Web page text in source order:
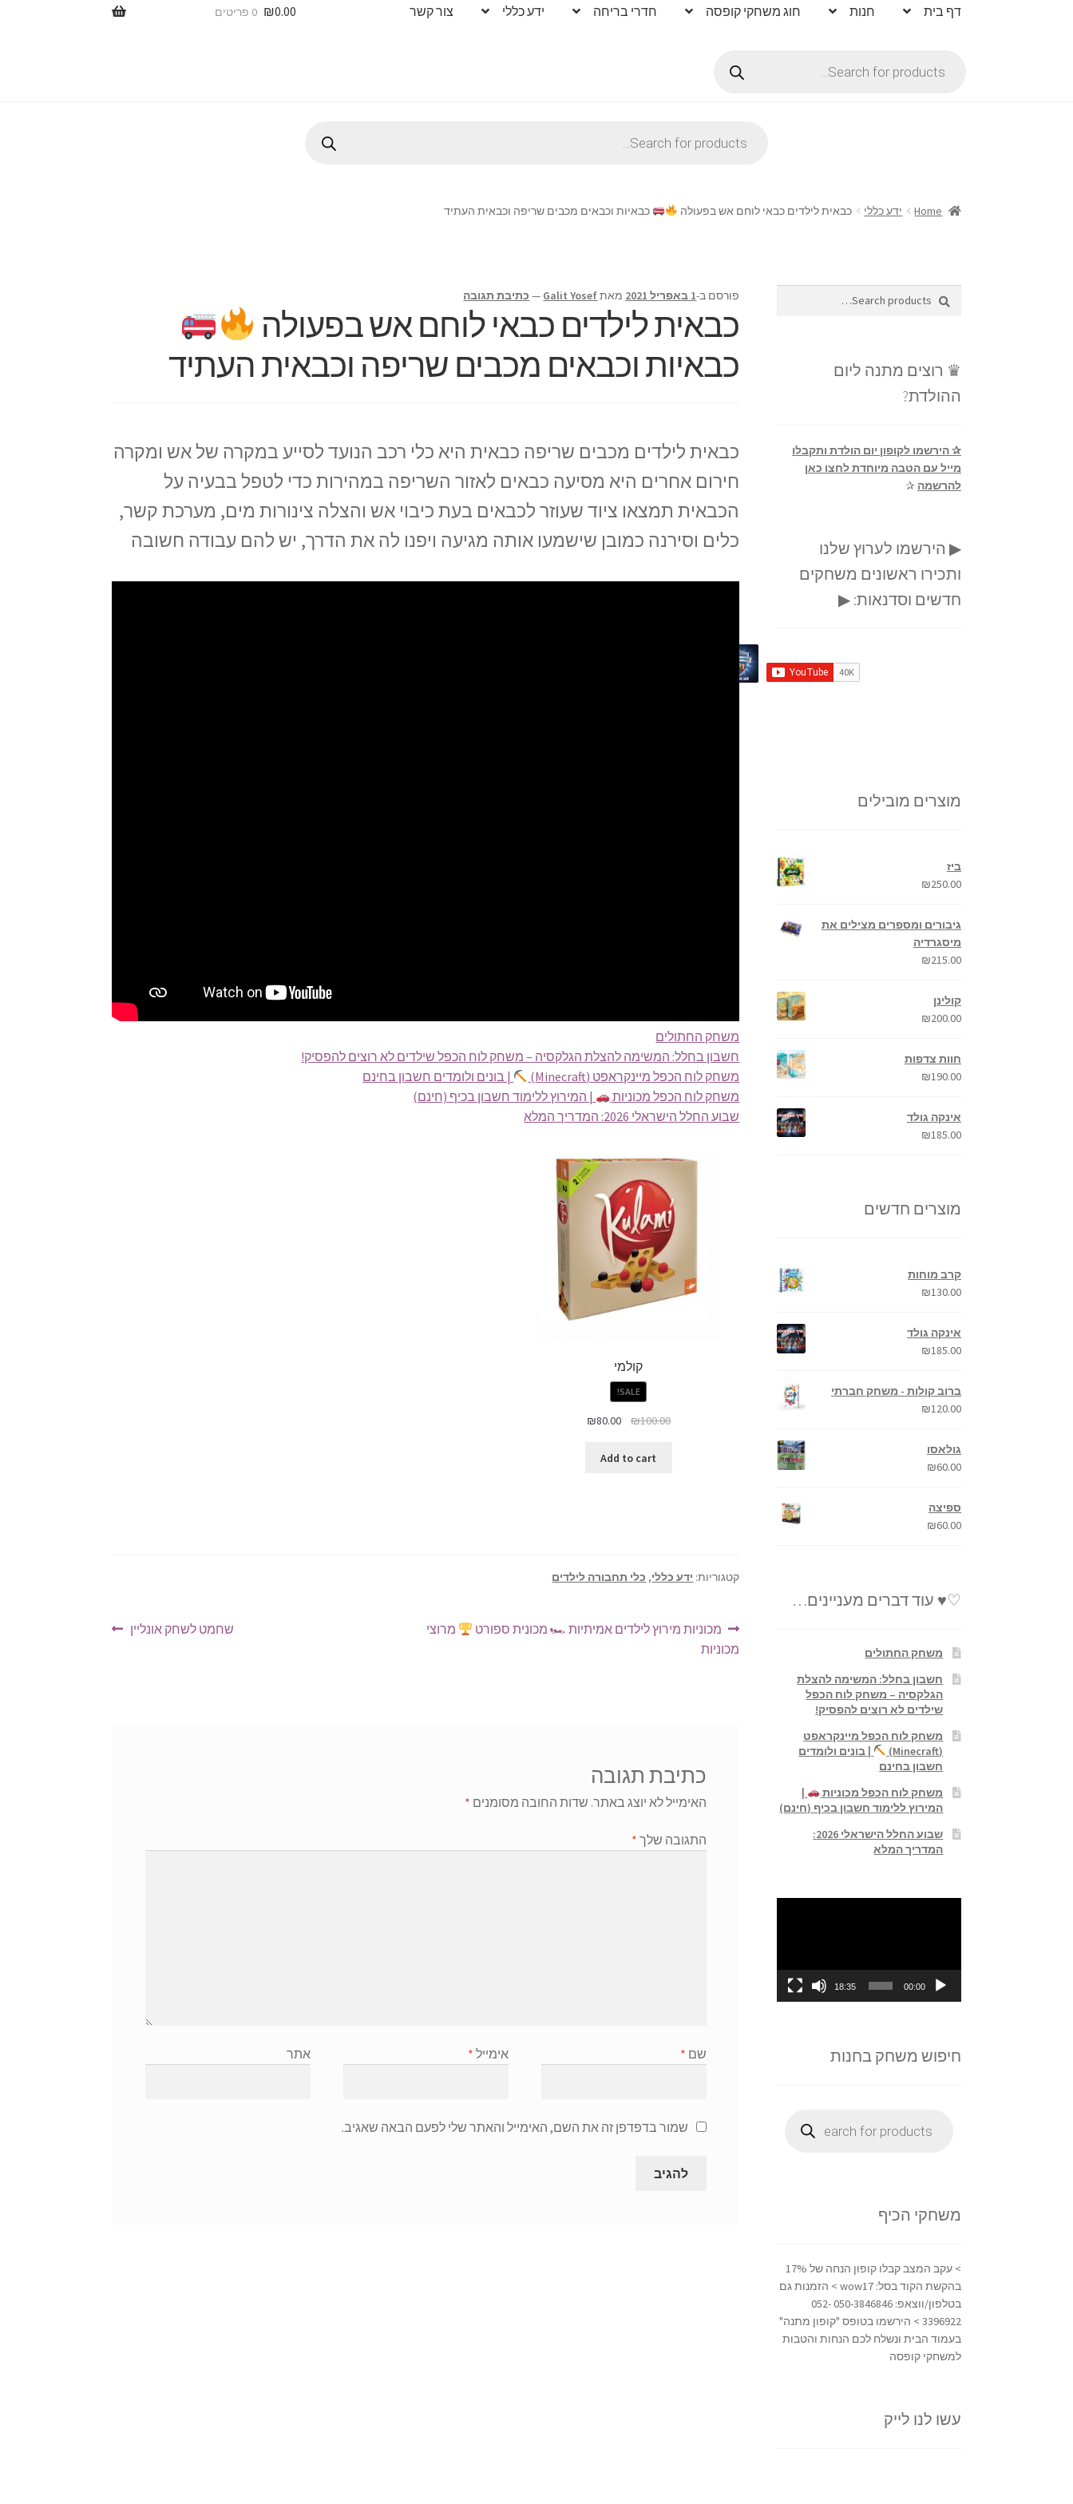
דף בית חנות חוג משחקי קופסה חדרי בריחה ידע כללי צור קשר
search
₪0.00 0 פריטים
search
Home ידע כללי כבאית לילדים כבאי לוחם אש בפעולה כבאיות וכבאים מכבים שריפה וכבאית העתיד
פורסם ב-1 באפריל 2021 מאתGalit Yosef
— כתיבת תגובה
כבאית לילדים כבאי לוחם אש בפעולה
כבאיות וכבאים מכבים שריפה וכבאית העתיד
כבאית לילדים מכבים שריפה כבאית היא כלי רכב הנועד לסייע במקרה של אש ומקרה
חירום אחרים היא מסיעה כבאים לאזור השריפה במהירות כדי לטפל בבעיה על
הכבאית תמצאו ציוד שעוזר לכבאים בעת כיבוי אש והצלה צינורות מים, מערכת קשר,
כלים וסירנה כמובן שישמעו אותה מגיעה ויפנו לה את הדרך, יש להם עבודה חשובה
משחק החתולים
חשבון בחלל: המשימה להצלת הגלקסיה – משחק לוח הכפל שילדים לא רוצים להפסיק!
משחק לוח הכפל מיינקראפט (Minecraft)
| בונים ולומדים חשבון בחינם
משחק לוח הכפל מכוניות
| המירוץ ללימוד חשבון בכיף (חינם)
שבוע החלל הישראלי 2026: המדריך המלא
קולמי
SALE!
₪100.00
₪80.00
Add to cart
קטגוריות: ידע כללי, כלי תחבורה לילדים
ניווט
הפוסט
הקודם:
מכוניות מירוץ לילדים אמיתיות 🏎 מכונית ספורט
מרוצי
מכוניות
הפוסט
שחמט לשחק אונליין
כתיבת תגובה
האימייל לא יוצג באתר. שדות החובה מסומנים *
התגובה שלך *
שם * אימייל * אתר
שמור בדפדפן זה את השם, האימייל והאתר שלי לפעם הבאה שאגיב.
Search
for:
Search
♛ רוצים מתנה ליום
ההולדת?
✰ הירשמו לקופון יום הולדת ותקבלו
מייל עם הטבה מיוחדת לחצו כאן
להרשמה ✰
▶ הירשמו לערוץ שלנו
ותכירו ראשונים משחקים
חדשים וסדנאות: ▶
מוצרים מובילים
ביז
₪250.00
גיבורים ומספרים מצילים את
מיסגרדיה
₪215.00
קולינן
₪200.00
חוות צדפות
₪190.00
אינקה גולד
₪185.00
מוצרים חדשים
קרב מוחות
₪130.00
אינקה גולד
₪185.00
ברוב קולות - משחק חברתי
₪120.00
גולאסו
₪60.00
ספיצה
₪60.00
♡♥ עוד דברים מעניינים…
משחק החתולים
חשבון בחלל: המשימה להצלת
הגלקסיה – משחק לוח הכפל
שילדים לא רוצים להפסיק!
משחק לוח הכפל מיינקראפט
(Minecraft)
| בונים ולומדים
חשבון בחינם
משחק לוח הכפל מכוניות
|
המירוץ ללימוד חשבון בכיף (חינם)
שבוע החלל הישראלי 2026:
המדריך המלא
00:00
18:35
חיפוש משחק בחנות
search
משחקי הכיף
> עקב המצב קבלו קופון הנחה של 17%
בהקשת הקוד בסל: wow17 > הזמנות גם
בטלפון/ווצאפ: 050-3846846 052-
3396922 > הירשמו בטופס "קופון מתנה"
בעמוד הבית ונשלח לכם הנחות והטבות
למשחקי קופסה
עשו לנו לייק